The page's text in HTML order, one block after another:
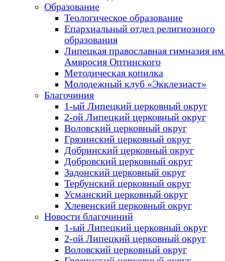
Образование
Теологическое образование
Епархиальный отдел религиозного
образования
Липецкая православная гимназия
Амвросия Оптинского
Методическая копилка
Молодежный клуб «Экклезиаст»
Благочиния
1-ый Липецкий церковный округ
2-ой Липецкий церковный округ
Воловский церковный округ
Грязинский церковный округ
Добринский церковный округ
Добровский церковный округ
Задонский церковный округ
Тербунский церковный округ
Усманский церковный округ
Хлевенский церковный округ
Новости благочиний
1-ый Липецкий церковный округ
2-ой Липецкий церковный округ
Воловский церковный округ